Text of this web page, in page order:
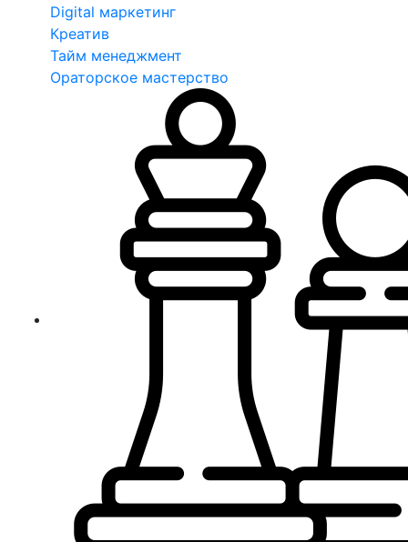
Digital маркетинг
Креатив
Тайм менеджмент
Ораторское мастерство